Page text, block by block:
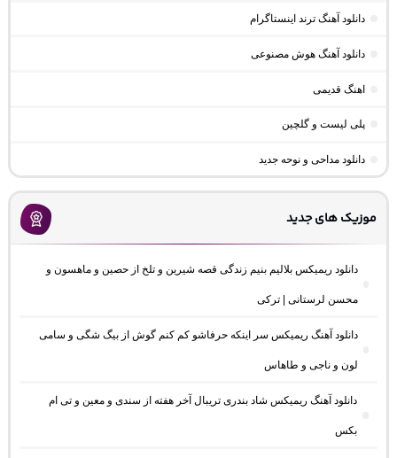
دانلود آهنگ ترند اینستاگرام
دانلود آهنگ هوش مصنوعی
اهنگ قدیمی
پلی لیست و گلچین
دانلود مداحی و نوحه جدید
موزیک های جدید
دانلود ریمیکس بلالیم بنیم زندگی قصه شیرین و تلخ از حصین و ماهسون و
محسن لرستانی | ترکی
دانلود آهنگ ریمیکس سر اینکه حرفاشو کم کنم گوش از بیگ شگی و سامی
لون و ناجی و طاهاس
دانلود آهنگ ریمیکس شاد بندری تریبال آخر هفته از سندی و معین و تی ام
بکس